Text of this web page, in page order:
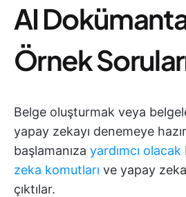
AI
Örnek
Belge oluşturmak veya
yapay zekayı denemeye hazır
başlamanıza yardımcı olacak
zeka komutları ve yapay
çıktılar.